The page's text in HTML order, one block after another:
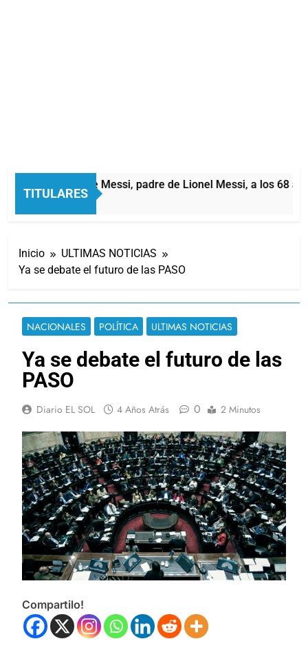
TITULARES
Murió Jorge Messi, padre de Lionel Messi, a los 68 años
3 Horas Atrás
Inicio
ULTIMAS NOTICIAS
Ya se debate el futuro de las PASO
NACIONALES POLÍTICA ULTIMAS NOTICIAS
Ya se debate el futuro de las
PASO
Diario EL SOL 4 Años Atrás 0 2 Minutos
Compartilo!